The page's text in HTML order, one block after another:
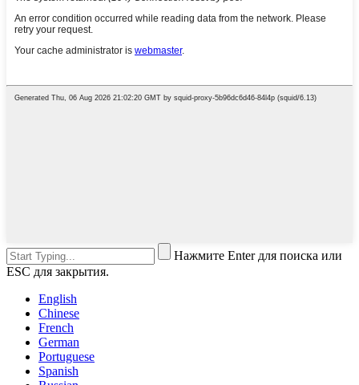
Нажмите Enter для поиска или
ESC для закрытия.
English
Chinese
French
German
Portuguese
Spanish